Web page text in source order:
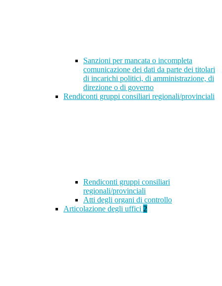
Sanzioni per mancata o incompleta
comunicazione dei dati da parte dei titolari
di incarichi politici, di amministrazione, di
direzione o di governo
Rendiconti gruppi consiliari regionali/provinciali
Rendiconti gruppi consiliari
regionali/provinciali
Atti degli organi di controllo
Articolazione degli uffici 2